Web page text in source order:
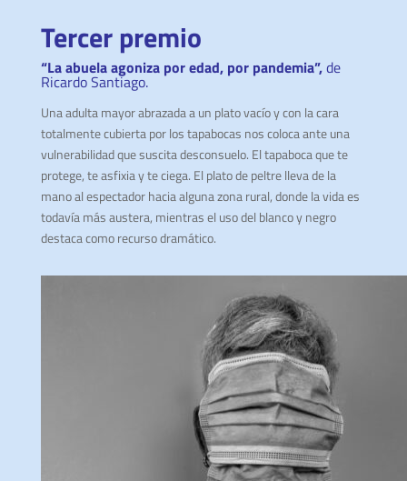
Tercer premio
“La abuela agoniza por edad, por pandemia”,de
Ricardo Santiago.
Una adulta mayor abrazada a un plato vacío y con la cara
totalmente cubierta por los tapabocas nos coloca ante una
vulnerabilidad que suscita desconsuelo. El tapaboca que te
protege, te asfixia y te ciega. El plato de peltre lleva de la
mano al espectador hacia alguna zona rural, donde la vida es
todavía más austera, mientras el uso del blanco y negro
destaca como recurso dramático.